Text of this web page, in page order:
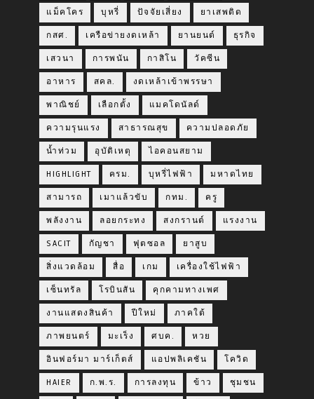
แม็คโคร บุหรี่ ปัจจัยเสี่ยง ยาเสพติด
กสศ. เครือข่ายงดเหล้า ยานยนต์ ธุรกิจ
เสวนา การพนัน กาสิโน วัคซีน
อาหาร สคล. งดเหล้าเข้าพรรษา
พาณิชย์ เลือกตั้ง แมคโดนัลด์
ความรุนแรง สาธารณสุข ความปลอดภัย
น้ำท่วม อุบัติเหตุ ไอคอนสยาม
HIGHLIGHT ครม. บุหรี่ไฟฟ้า มหาดไทย
สามารถ เมาแล้วขับ กทม. ครู
พลังงาน ลอยกระทง สงกรานต์ แรงงาน
SACIT กัญชา ฟุตซอล ยาสูบ
สิ่งแวดล้อม สื่อ เกม เครื่องใช้ไฟฟ้า
เซ็นทรัล โรบินสัน คุกคามทางเพศ
งานแสดงสินค้า ปีใหม่ ภาคใต้
ภาพยนตร์ มะเร็ง ศบค. หวย
อินฟอร์มา มาร์เก็ตส์ แอปพลิเคชัน โควิด
HAIER ก.พ.ร. การลงทุน ข้าว ชุมชน